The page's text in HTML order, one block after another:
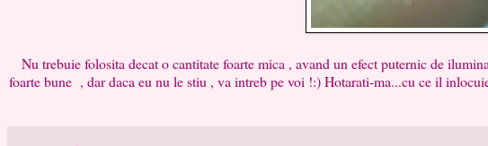
Nu trebuie folosita decat o cantitate foarte mica , avand un efect puternic de
foarte bune , dar daca eu nu le stiu , va intreb pe voi !:) Hotarati-ma...cu ce il